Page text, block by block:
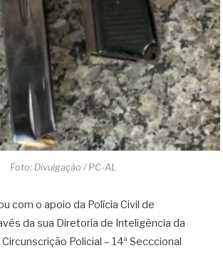
Foto: Divulgação / PC-AL
com o apoio da Polícia Civil de
da sua Diretoria de Inteligência da
Policial – 14ª Secccional